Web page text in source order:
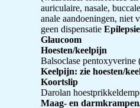
auriculaire, nasale,
anale aandoeningen, niet
geen dispensatie Epilepsie
Glaucoom
Hoesten/keelpijn
Balsoclase pentoxyverine
Keelpijn: zie hoesten/
Koortslip
Darolan
Maag- en